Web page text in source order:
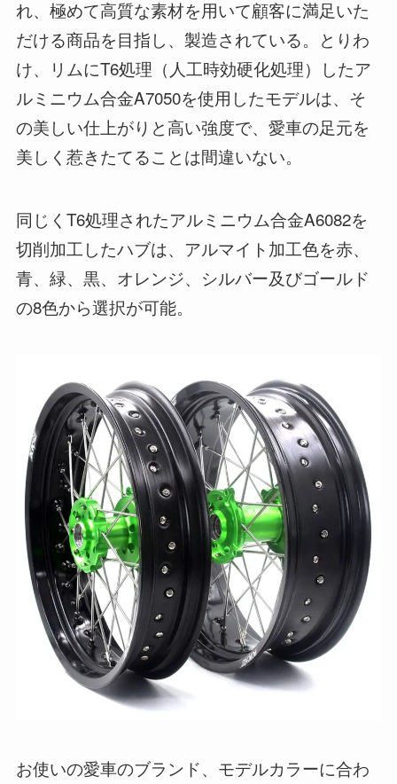
れ、極めて高質な素材を用いて顧客に満足いた
だける商品を目指し、製造されている。とりわ
け、リムにT6処理（人工時効硬化処理）したア
ルミニウム合金A7050を使用したモデルは、そ
の美しい仕上がりと高い強度で、愛車の足元を
美しく惹きたてることは間違いない。
同じくT6処理されたアルミニウム合金A6082を
切削加工したハブは、アルマイト加工色を赤、
青、緑、黒、オレンジ、シルバー及びゴールド
の8色から選択が可能。
お使いの愛車のブランド、モデルカラーに合わ